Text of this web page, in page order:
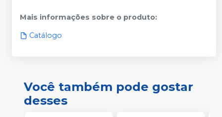
Mais informações sobre o produto:
Catálogo
Você também pode gostar
desses